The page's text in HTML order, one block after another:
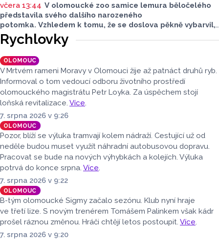
včera 13:44 V olomoucké zoo samice lemura běločelého
představila svého dalšího narozeného
potomka. Vzhledem k tomu, že se doslova pěkně vybarvil,
je téměř jisté, že se jedná o samce. Samice totiž bývají
hnědé, případně hnědošedé, zato samci se pyšní bílým
zbarvením hlavy.
Rychlovky
OLOMOUC
V Mrtvém rameni Moravy v Olomouci žije až patnáct druhů ryb.
Informoval o tom vedoucí odboru životního prostředí
olomouckého magistrátu Petr Loyka. Za úspěchem stojí
loňská revitalizace. Více.
7. srpna 2026 v 9:26
OLOMOUC
Pozor, blíží se výluka tramvají kolem nádraží. Cestující už od
neděle budou muset využít náhradní autobusovou dopravu.
Pracovat se bude na nových výhybkách a kolejích. Výluka
potrvá do konce srpna. Více.
7. srpna 2026 v 9:22
OLOMOUC
B-tým olomoucké Sigmy začalo sezónu. Klub nyní hraje
ve třetí lize. S novým trenérem Tomášem Palinkem však kádr
prošel ráznou změnou. Hráči chtějí letos postoupit. Více.
7. srpna 2026 v 9:20